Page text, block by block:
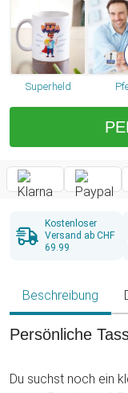
Superheld
Kostenloser
Versand ab CHF
69.99
Beschreibung
Persönliche
Du suchst noch ein